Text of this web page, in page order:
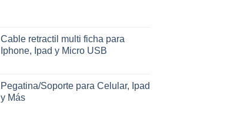
Cable retractil multi ficha para
Iphone, Ipad y Micro USB
Pegatina/Soporte para Celular, Ipad
y Más